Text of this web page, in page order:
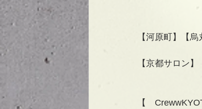
【河原町】【
【京都サロン
【　